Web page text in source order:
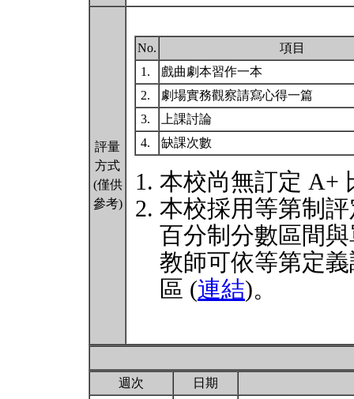
評量
方式
(僅供
參考)
No.
項目
1.
戲曲劇本習作一本
2.
劇場實務觀察請寫心得一篇
3.
上課討論
4.
缺課次數
本校尚無訂定 A+
本校採用等第制
百分制分數區間
教師可依等第定
區 (連結)。
週次 日期